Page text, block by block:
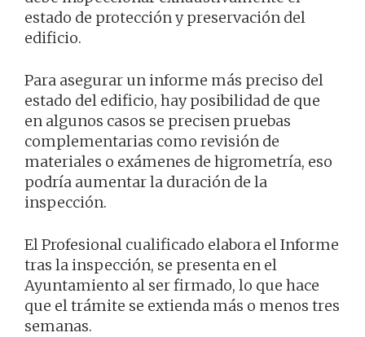
estado de protección y preservación del
edificio.
Para asegurar un informe más preciso del
estado del edificio, hay posibilidad de que
en algunos casos se precisen pruebas
complementarias como revisión de
materiales o exámenes de higrometría, eso
podría aumentar la duración de la
inspección.
El Profesional cualificado elabora el Informe
tras la inspección, se presenta en el
Ayuntamiento al ser firmado, lo que hace
que el trámite se extienda más o menos tres
semanas.